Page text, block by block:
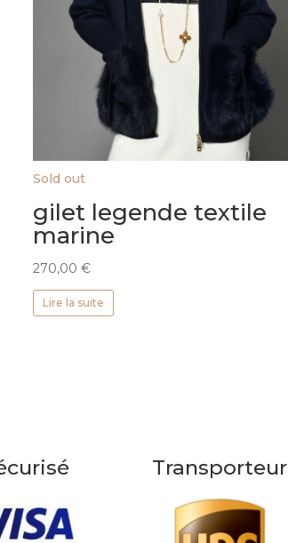
Sold out
gilet legende textile
marine
270,00€
Lire la suite
Transporteur